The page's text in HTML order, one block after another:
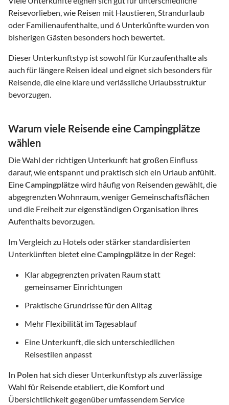
Reisevorlieben, wie Reisen mit Haustieren, Strandurlaub
oder Familienaufenthalte, und 6 Unterkünfte wurden von
bisherigen Gästen besonders hoch bewertet.
Dieser Unterkunftstyp ist sowohl für Kurzaufenthalte als
auch für längere Reisen ideal und eignet sich besonders für
Reisende, die eine klare und verlässliche Urlaubsstruktur
bevorzugen.
Warum viele Reisende eine Campingplätze
wählen
Die Wahl der richtigen Unterkunft hat großen Einfluss
darauf, wie entspannt und praktisch sich ein Urlaub anfühlt.
EineCampingplätze wird häufig von Reisenden gewählt, die
abgegrenzten Wohnraum, weniger Gemeinschaftsflächen
und die Freiheit zur eigenständigen Organisation ihres
Aufenthalts bevorzugen.
Im Vergleich zu Hotels oder stärker standardisierten
Unterkünften bietet eineCampingplätze in der Regel:
Klar abgegrenzten privaten Raum statt
gemeinsamer Einrichtungen
Praktische Grundrisse für den Alltag
Mehr Flexibilität im Tagesablauf
Eine Unterkunft, die sich unterschiedlichen
Reisestilen anpasst
In Polen hat sich dieser Unterkunftstyp als zuverlässige
Wahl für Reisende etabliert, die Komfort und
Übersichtlichkeit gegenüber umfassendem Service